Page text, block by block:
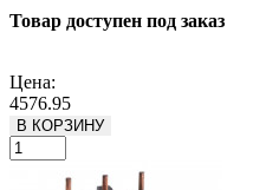
Товар доступен под заказ
Цена:
4576.95
В КОРЗИНУ